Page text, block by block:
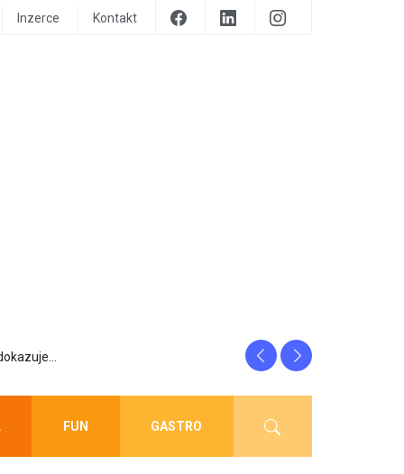
Inzerce Kontakt
c... PreviousNext
FUN GASTRO